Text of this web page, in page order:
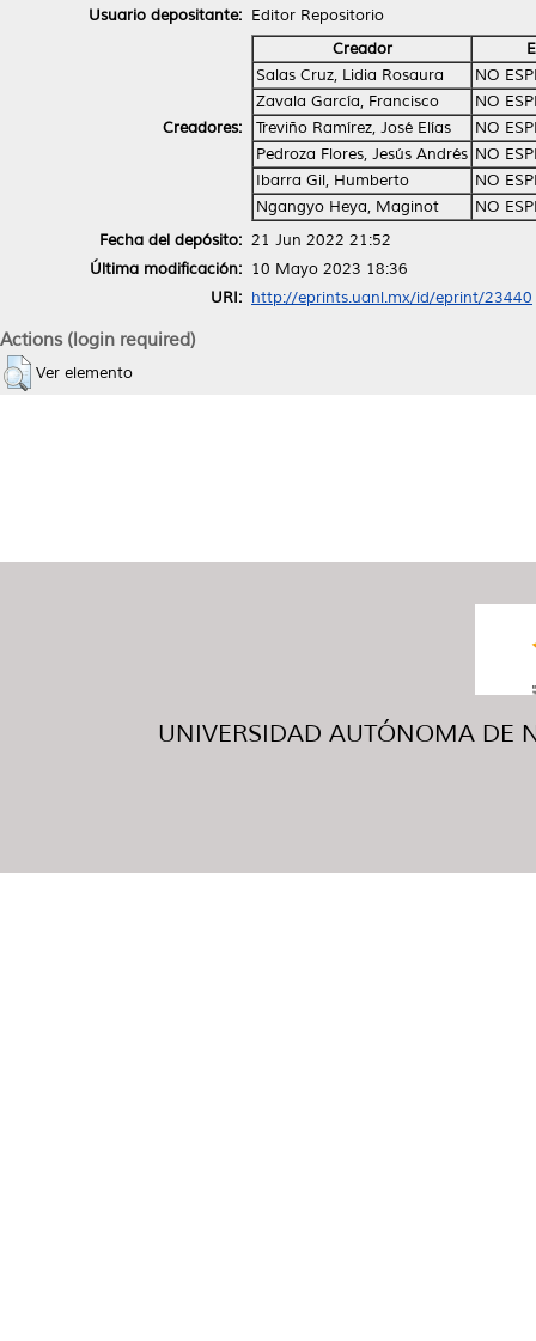
Usuario depositante: Editor Repositorio
Creadores:
Creador
Salas Cruz, Lidia Rosaura
NO
Zavala García, Francisco
NO
Treviño Ramírez, José Elías
NO
Pedroza Flores, Jesús Andrés NO
Ibarra Gil, Humberto
NO
Ngangyo Heya, Maginot
NO
Fecha del depósito: 21 Jun 2022 21:52
Última modificación: 10 Mayo 2023 18:36
URI: http://eprints.uanl.mx/id/eprint/23440
Actions (login required)
Ver elemento
UNIVERSIDAD AUTÓNOMA DE